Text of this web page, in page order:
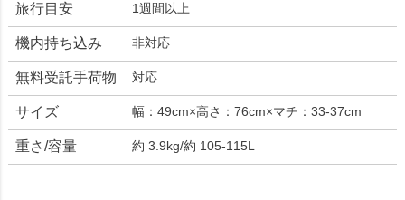
旅行目安 1週間以上
機内持ち込み 非対応
無料受託手荷物 対応
サイズ 幅：49cm×高さ：76cm×マチ：33-37cm
重さ/容量 約 3.9kg/約 105-115L